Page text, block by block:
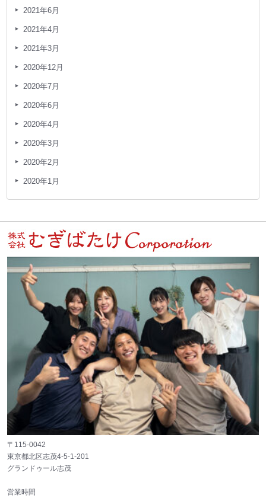
2021年6月
2021年4月
2021年3月
2020年12月
2020年7月
2020年6月
2020年4月
2020年3月
2020年2月
2020年1月
〒115-0042
東京都北区志茂4-5-1-201
グランドゥール志茂
営業時間